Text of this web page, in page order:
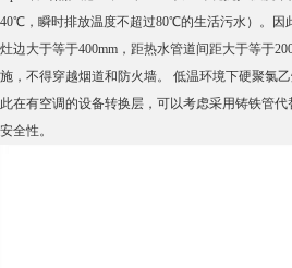
40℃，瞬时排放温度不超过80℃的生活污水）。因
灶边大于等于400mm，距热水管道间距大于等于
施，不得穿越烟道和防火墙。 低温环境下硬聚氯
此在有空调的设备转换层，可以考虑采用铸铁管
安全性。